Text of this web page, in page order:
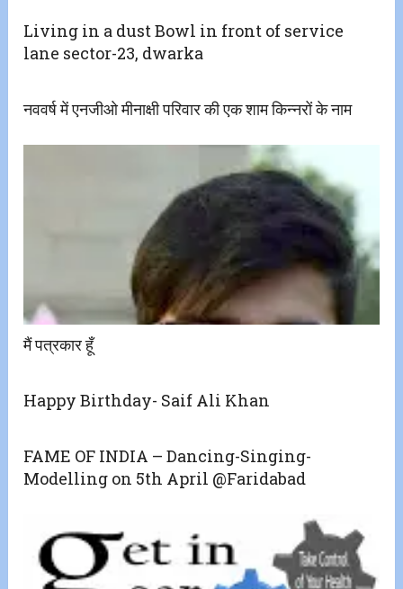
Living in a dust Bowl in front of service
lane sector-23, dwarka
नववर्ष में एनजीओ मीनाक्षी परिवार की एक शाम किन्नरों के नाम
मैं पत्रकार हूँ
Happy Birthday- Saif Ali Khan
FAME OF INDIA – Dancing-Singing-
Modelling on 5th April @Faridabad